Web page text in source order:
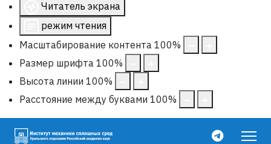
Читатель экрана
режим чтения
Масштабирование контента 100%
Размер шрифта 100%
Высота линии 100%
Расстояние между буквами 100%